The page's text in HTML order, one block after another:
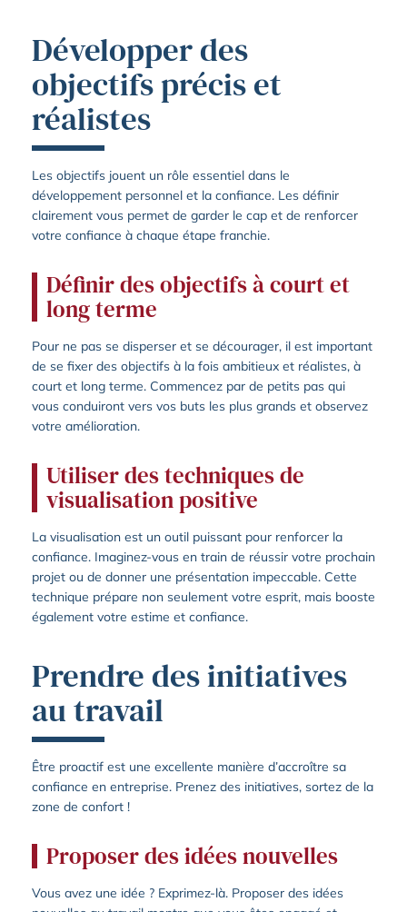
Développer des
objectifs précis et
réalistes
Les objectifs jouent un rôle essentiel dans le
développement personnel et la confiance. Les définir
clairement vous permet de garder le cap et de renforcer
votre confiance à chaque étape franchie.
Définir des objectifs à court et
long terme
Pour ne pas se disperser et se décourager, il est important
de se fixer des objectifs à la fois ambitieux et réalistes, à
court et long terme. Commencez par de petits pas qui
vous conduiront vers vos buts les plus grands et observez
votre amélioration.
Utiliser des techniques de
visualisation positive
La visualisation est un outil puissant pour renforcer la
confiance. Imaginez-vous en train de réussir votre prochain
projet ou de donner une présentation impeccable. Cette
technique prépare non seulement votre esprit, mais booste
également votre estime et confiance.
Prendre des initiatives
au travail
Être proactif est une excellente manière d’accroître sa
confiance en entreprise. Prenez des initiatives, sortez de la
zone de confort !
Proposer des idées nouvelles
Vous avez une idée ? Exprimez-là. Proposer des idées